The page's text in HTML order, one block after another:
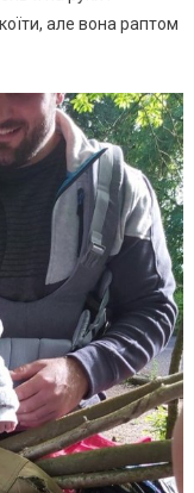
але вона раптом